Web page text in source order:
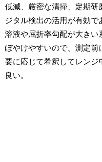
低減、厳密な清掃、定期研
ジタル検出の活用が有効で
溶液や屈折率勾配が大きい
ぼやけやすいので、測定前
要に応じて希釈してレンジ
良い。